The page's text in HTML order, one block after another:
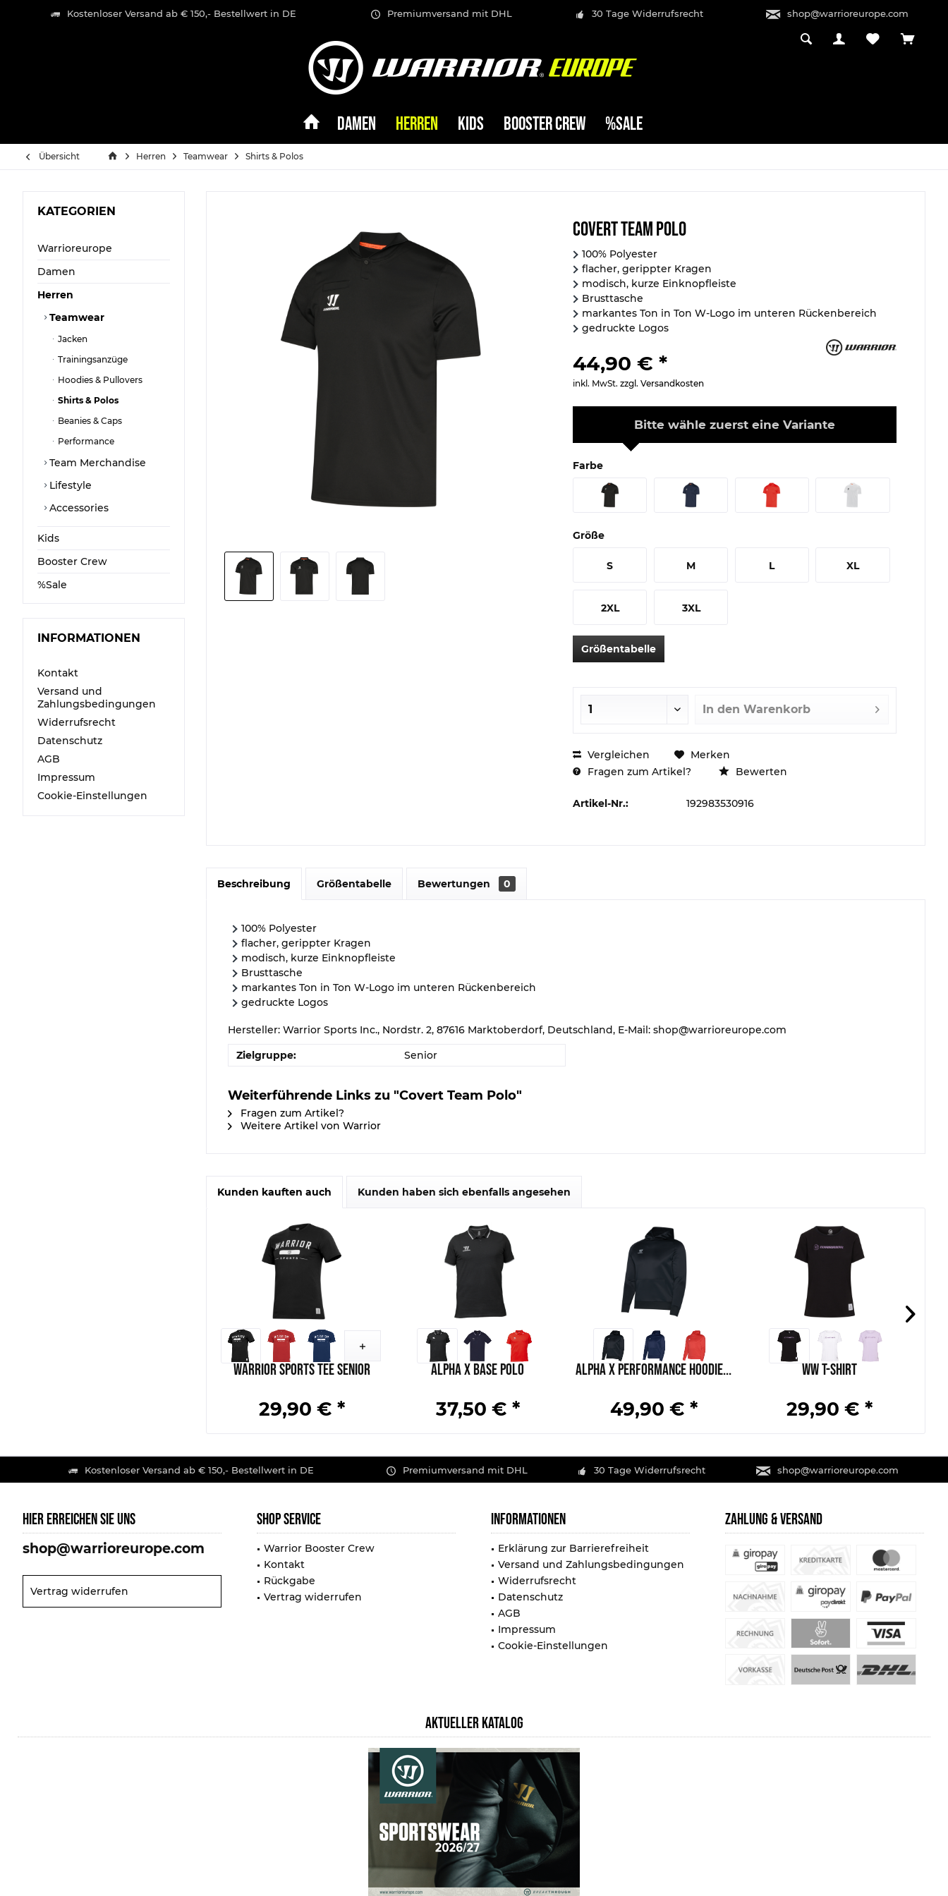
Kostenloser Versand ab € 150,- Bestellwert in DE Premiumversand mit DHL 30 Tage Widerrufsrecht shop@warrioreurope.com
DAMEN HERREN KIDS BOOSTER CREW %SALE
Übersicht Herren Teamwear Shirts & Polos
KATEGORIEN
Warrioreurope
Damen
Herren
Teamwear
Jacken
Trainingsanzüge
Hoodies & Pullovers
Shirts & Polos
Beanies & Caps
Performance
Team Merchandise
Lifestyle
Accessories
Kids
Booster Crew
%Sale
INFORMATIONEN
Kontakt
Versand und
Zahlungsbedingungen
Widerrufsrecht
Datenschutz
AGB
Impressum
Cookie-Einstellungen
Covert Team Polo
100% Polyester
flacher, gerippter Kragen
modisch, kurze Einknopfleiste
Brusttasche
markantes Ton in Ton W-Logo im unteren Rückenbereich
gedruckte Logos
44,90 € *
inkl. MwSt. zzgl. Versandkosten
Bitte wähle zuerst eine Variante
Farbe
Größe
S M L XL
2XL 3XL
Größentabelle
In den Warenkorb
Vergleichen
Merken
Fragen zum Artikel?
Bewerten
Artikel-Nr.: 192983530916
Beschreibung Größentabelle Bewertungen 0
100% Polyester
flacher, gerippter Kragen
modisch, kurze Einknopfleiste
Brusttasche
markantes Ton in Ton W-Logo im unteren Rückenbereich
gedruckte Logos
Hersteller: Warrior Sports Inc., Nordstr. 2, 87616 Marktoberdorf, Deutschland, E-Mail: shop@warrioreurope.com
Zielgruppe:
Senior
Weiterführende Links zu "Covert Team Polo"
Fragen zum Artikel?
Weitere Artikel von Warrior
Kunden kauften auch Kunden haben sich ebenfalls angesehen
Warrior Sports Tee Senior
29,90 € *
Alpha X Base Polo
37,50 € *
Alpha X Performance Hoodie...
49,90 € *
WW T-Shirt
29,90 € *
Kostenloser Versand ab € 150,- Bestellwert in DE Premiumversand mit DHL 30 Tage Widerrufsrecht shop@warrioreurope.com
HIER ERREICHEN SIE UNS
shop@warrioreurope.com
Vertrag widerrufen
SHOP SERVICE
Warrior Booster Crew
Kontakt
Rückgabe
Vertrag widerrufen
INFORMATIONEN
Erklärung zur Barrierefreiheit
Versand und Zahlungsbedingungen
Widerrufsrecht
Datenschutz
AGB
Impressum
Cookie-Einstellungen
ZAHLUNG & VERSAND
AKTUELLER KATALOG